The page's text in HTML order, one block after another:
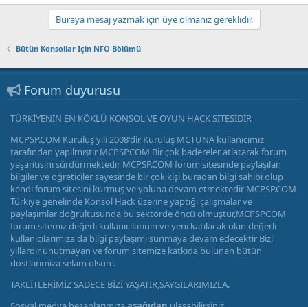
Buraya mesaj yazmak için üye olmanız gereklidir.
Bütün Konsollar İçin NFO Bölümü
Forum duyurusu
TÜRKİYENİN EN KÖKLÜ KONSOL VE OYUN HACK SİTESİDİR
MCPSP.COM Kuruluş yılı 2008'dir Kuruluş MCTUNA kullanıcımız
tarafından yapılmıştır MCPSP.COM Bir çok badereler atlatarak forum
yaşantısını sürdürmektedir MCPSP.COM forum sitesinde paylaşılan
bilgiler ve öğreticiler sayesinde bir çok kişi buradan bilgi sahibi olup
kendi forum sitesini kurmuş ve yoluna devam etmektedir MCPSP.COM
Türkiye genelinde Konsol Hack üzerine yaptığı çalışmalar ve
paylaşımlar doğrultusunda bu sektörde öncü olmuştur,MCPSP.COM
forum sitemiz değerli kullanıcılarının ve yeni katılacak olan değerli
kullanıcılarımıza da bilgi paylaşımı sunmaya devam edecektir Bizi
yıllardır unutmayan ve forum sitemize katkıda bulunan bütün
dostlarımıza selam olsun .
TAKLİTLERİMİZ SADECE BİZİ YAŞATIR,SAYGILARIMIZLA.